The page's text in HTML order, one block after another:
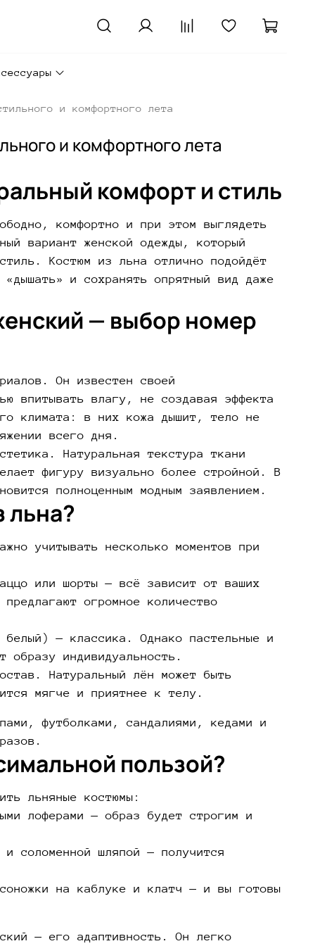
и комфортного лета
и комфортного лета
комфорт и стиль
комфортно и при этом выглядеть
вариант женской одежды, который
Костюм из льна отлично подойдёт
и сохранять опрятный вид даже
— выбор номер
Он известен своей
впитывать влагу, не создавая эффекта
климата: в них кожа дышит, тело не
всего дня.
Натуральная текстура ткани
фигуру визуально более стройной. В
полноценным модным заявлением.
льна?
учитывать несколько моментов при
или шорты — всё зависит от ваших
огромное количество
— классика. Однако пастельные и
индивидуальность.
Натуральный лён может быть
мягче и приятнее к телу.
футболками, сандалиями, кедами и
пользой?
льняные костюмы:
лоферами — образ будет строгим и
соломенной шляпой — получится
на каблуке и клатч — и вы готовы
— его адаптивность. Он легко